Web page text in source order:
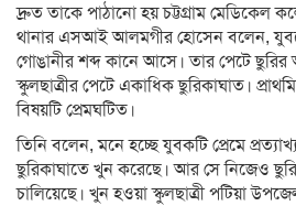
দ্রুত তাকে পাঠানো হয় চট্টগ্রাম মেডিকেল
থানার এসআই আলমগীর হোসেন বলেন,
গোঙানীর শব্দ কানে আসে। তার পেটে
স্কুলছাত্রীর পেটে একাধিক ছুরিকাঘাত।
বিষয়টি প্রেমঘটিত।
তিনি বলেন, মনে হচ্ছে যুবকটি প্রেমে
ছুরিকাঘাতে খুন করেছে। আর সে নিজেও
চালিয়েছে। খুন হওয়া স্কুলছাত্রী পটিয়া